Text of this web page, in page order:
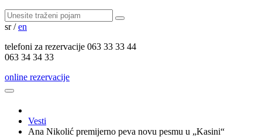
sr / en
telefoni za rezervacije 063 33 33 44
063 34 34 33
online rezervacije
Vesti
Ana Nikolić premijerno peva novu pesmu u „Kasini“